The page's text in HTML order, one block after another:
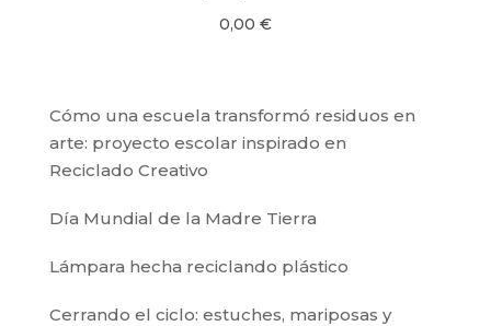
0,00 €
Cómo una escuela transformó residuos en
arte: proyecto escolar inspirado en
Reciclado Creativo
Día Mundial de la Madre Tierra
Lámpara hecha reciclando plástico
Cerrando el ciclo: estuches, mariposas y